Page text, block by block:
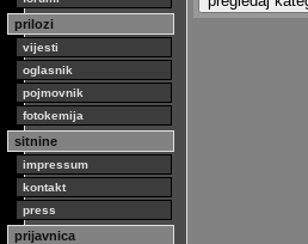
prilozi
vijesti
oglasnik
pojmovnik
fotokemija
sitnine
impressum
kontakt
press
prijavnica